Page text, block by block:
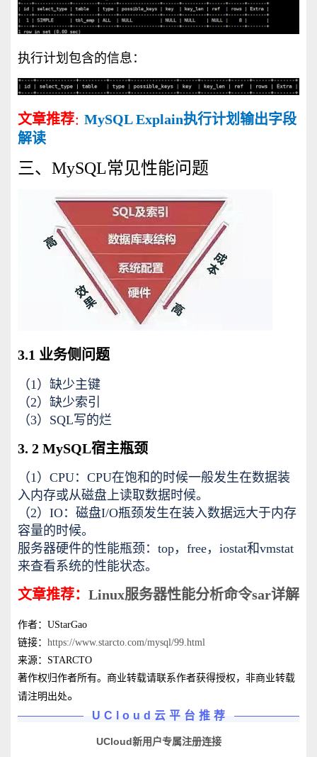
执行计划包含的信息：
文章推荐： MySQL Explain执行计划输出字段
解读
三、MySQL常见性能问题
3.1 业务侧问题
（1）缺少主键
（2）缺少索引
（3）SQL写的烂
3. 2 MySQL宿主瓶颈
（1）CPU：CPU在饱和的时候一般发生在数据装
入内存或从磁盘上读取数据时候。
（2）IO：磁盘I/O瓶颈发生在装入数据远大于内存
容量的时候。
服务器硬件的性能瓶颈：top，free，iostat和vmstat
来查看系统的性能状态。
文章推荐： Linux服务器性能分析命令sar详解
作者：UStarGao
链接： https://www.starcto.com/mysql/99.html
来源：STARCTO
著作权归作者所有。商业转载请联系作者获得授权，非商业转载
请注明出处。
UCloud云平台推荐
UCloud新用户专属注册连接